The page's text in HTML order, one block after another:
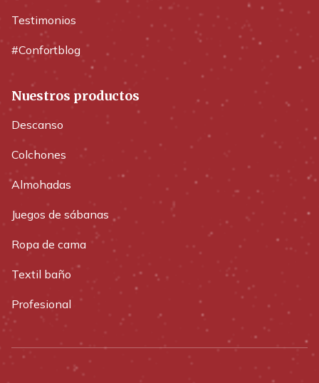
Testimonios
#Confortblog
Nuestros productos
Descanso
Colchones
Almohadas
Juegos de sábanas
Ropa de cama
Textil baño
Profesional